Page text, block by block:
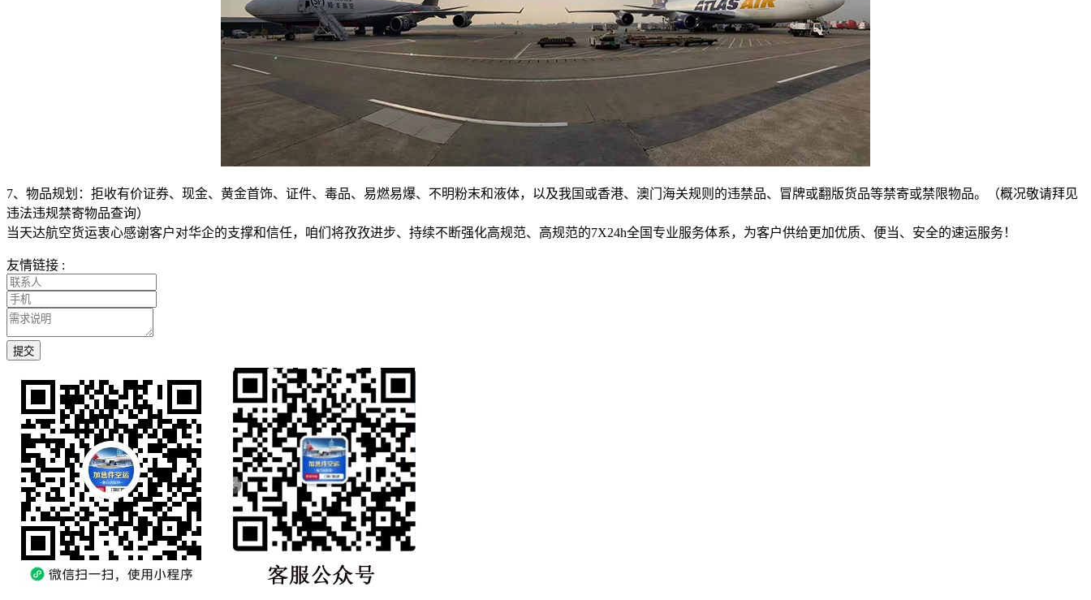
7、物品规划：拒收有价证券、现金、黄金首饰、证件、毒品、易燃易爆、不明粉末和液体，以及我国或香港、澳门海关规则的违禁品、冒牌或翻版货品等禁寄或禁限物品。（概况敬请拜见
违法违规禁寄物品查询）
当天达航空货运衷心感谢客户对华企的支撑和信任，咱们将孜孜进步、持续不断强化高规范、高规范的7X24h全国专业服务体系，为客户供给更加优质、便当、安全的速运服务！
友情链接 :
提交